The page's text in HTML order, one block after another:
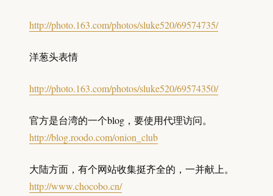
http://photo.163.com/photos/sluke520/69574735/
洋葱头表情
http://photo.163.com/photos/sluke520/69574350/
官方是台湾的一个blog，要使用代理访问。
http://blog.roodo.com/onion_club
大陆方面，有个网站收集挺齐全的，一并献上。
http://www.chocobo.cn/